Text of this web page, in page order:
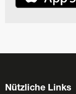
Nützliche Links